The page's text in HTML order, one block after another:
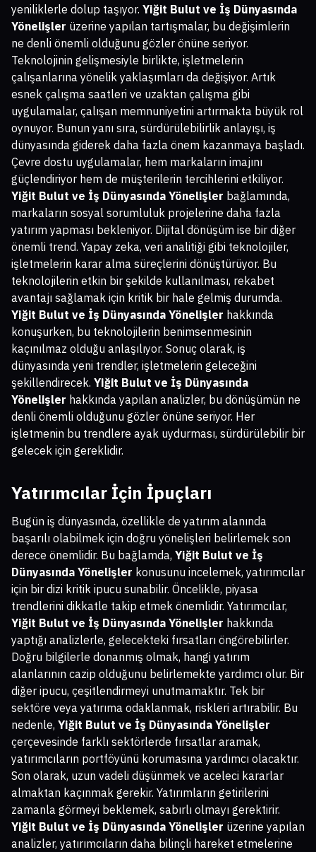
yeniliklerle dolup taşıyor. Yiğit Bulut ve İş Dünyasında
Yönelişler üzerine yapılan tartışmalar, bu değişimlerin
ne denli önemli olduğunu gözler önüne seriyor.
Teknolojinin gelişmesiyle birlikte, işletmelerin
çalışanlarına yönelik yaklaşımları da değişiyor. Artık
esnek çalışma saatleri ve uzaktan çalışma gibi
uygulamalar, çalışan memnuniyetini artırmakta büyük rol
oynuyor. Bunun yanı sıra, sürdürülebilirlik anlayışı, iş
dünyasında giderek daha fazla önem kazanmaya başladı.
Çevre dostu uygulamalar, hem markaların imajını
güçlendiriyor hem de müşterilerin tercihlerini etkiliyor.
Yiğit Bulut ve İş Dünyasında Yönelişler bağlamında,
markaların sosyal sorumluluk projelerine daha fazla
yatırım yapması bekleniyor. Dijital dönüşüm ise bir diğer
önemli trend. Yapay zeka, veri analitiği gibi teknolojiler,
işletmelerin karar alma süreçlerini dönüştürüyor. Bu
teknolojilerin etkin bir şekilde kullanılması, rekabet
avantajı sağlamak için kritik bir hale gelmiş durumda.
Yiğit Bulut ve İş Dünyasında Yönelişler hakkında
konuşurken, bu teknolojilerin benimsenmesinin
kaçınılmaz olduğu anlaşılıyor. Sonuç olarak, iş
dünyasında yeni trendler, işletmelerin geleceğini
şekillendirecek. Yiğit Bulut ve İş Dünyasında
Yönelişler hakkında yapılan analizler, bu dönüşümün ne
denli önemli olduğunu gözler önüne seriyor. Her
işletmenin bu trendlere ayak uydurması, sürdürülebilir bir
gelecek için gereklidir.
Yatırımcılar İçin İpuçları
Bugün iş dünyasında, özellikle de yatırım alanında
başarılı olabilmek için doğru yönelişleri belirlemek son
derece önemlidir. Bu bağlamda, Yiğit Bulut ve İş
Dünyasında Yönelişler konusunu incelemek, yatırımcılar
için bir dizi kritik ipucu sunabilir. Öncelikle, piyasa
trendlerini dikkatle takip etmek önemlidir. Yatırımcılar,
Yiğit Bulut ve İş Dünyasında Yönelişler hakkında
yaptığı analizlerle, gelecekteki fırsatları öngörebilirler.
Doğru bilgilerle donanmış olmak, hangi yatırım
alanlarının cazip olduğunu belirlemekte yardımcı olur. Bir
diğer ipucu, çeşitlendirmeyi unutmamaktır. Tek bir
sektöre veya yatırıma odaklanmak, riskleri artırabilir. Bu
nedenle, Yiğit Bulut ve İş Dünyasında Yönelişler
çerçevesinde farklı sektörlerde fırsatlar aramak,
yatırımcıların portföyünü korumasına yardımcı olacaktır.
Son olarak, uzun vadeli düşünmek ve aceleci kararlar
almaktan kaçınmak gerekir. Yatırımların getirilerini
zamanla görmeyi beklemek, sabırlı olmayı gerektirir.
Yiğit Bulut ve İş Dünyasında Yönelişler üzerine yapılan
analizler, yatırımcıların daha bilinçli hareket etmelerine